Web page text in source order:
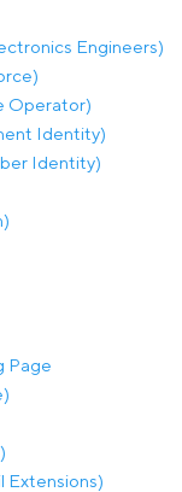
Engineers)
Operator)
Identity)
Identity)
Page